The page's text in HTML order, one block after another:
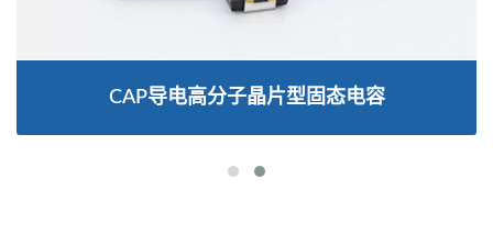
CAP导电高分子晶片型固态电容